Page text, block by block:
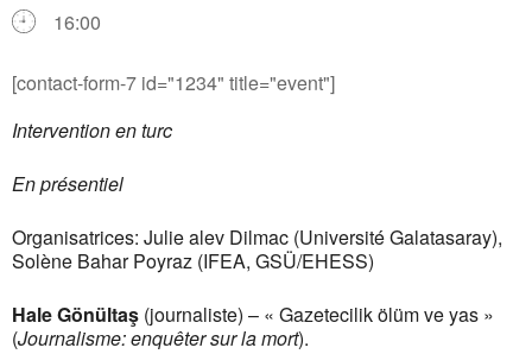
16:00
[contact-form-7 id="1234" title="event"]
Intervention en turc
En présentiel
Organisatrices: Julie alev Dilmac (Université Galatasaray),
Solène Bahar Poyraz (IFEA, GSÜ/EHESS)
Hale Gönültaş (journaliste) – « Gazetecilik ölüm ve yas »
(Journalisme: enquêter sur la mort).